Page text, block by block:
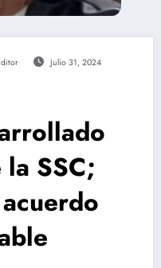
Julio 31, 2024
SSC;